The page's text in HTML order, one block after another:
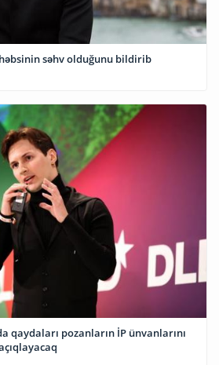
səhv olduğunu bildirib
qaydaları pozanların İP ünvanlarını